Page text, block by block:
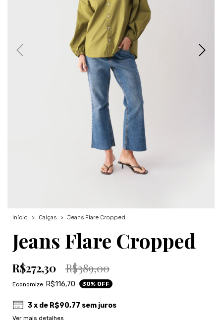
Início > Calças > Jeans Flare Cropped
Jeans Flare Cropped
R$272,30 R$389,00
Economize: R$116,70 30% OFF
3x de R$90,77 sem juros
Ver mais detalhes